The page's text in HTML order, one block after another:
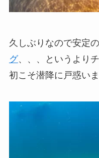
久しぶりなので安定
グ、、、というより
初こそ潜降に戸惑い